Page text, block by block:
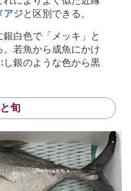
アジと区別できる。
白色で「メッキ」と
若魚から成魚にかけ
銀のような色から黒
旬